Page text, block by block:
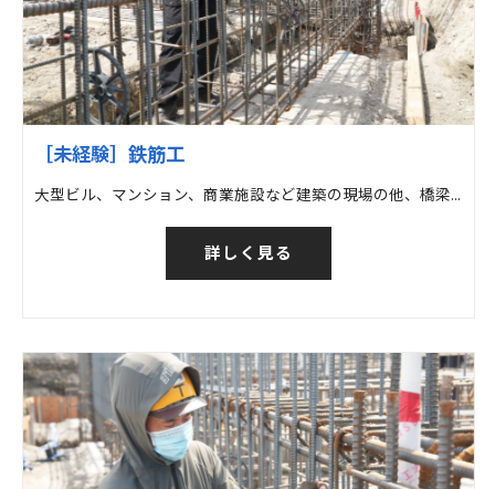
［未経験］鉄筋工
大型ビル、マンション、商業施設など建築の現場の他、橋梁など土木の現場での鉄筋工事
詳しく見る